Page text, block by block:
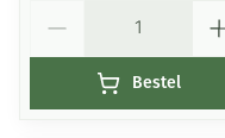
Bestel